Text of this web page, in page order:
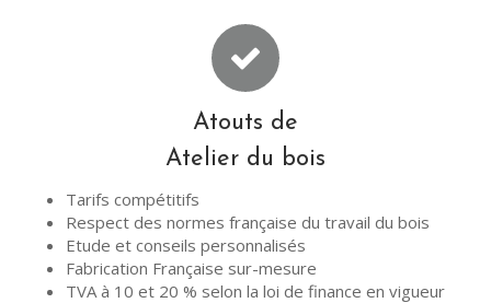
Atouts de
Atelier du bois
Tarifs compétitifs
Respect des normes française du travail du bois
Etude et conseils personnalisés
Fabrication Française sur-mesure
TVA à 10 et 20 % selon la loi de finance en vigueur